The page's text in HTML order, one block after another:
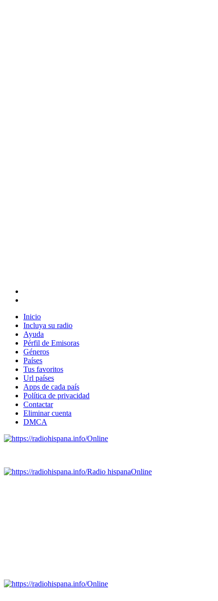
Inicio
Incluya su radio
Ayuda
Pérfil de Emisoras
Géneros
Países
Tus favoritos
Url países
Apps de cada país
Política de privacidad
Contactar
Eliminar cuenta
DMCA
Online
Radio hispanaOnline
Online